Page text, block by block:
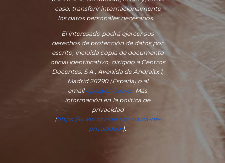
caso, transferir internacionalmente
los datos personales necesarios.
El interesado podrá ejercer sus
derechos de protección de datos por
escrito, incluida copia de documento
oficial identificativo, dirigido a Centros
Docentes, S.A., Avenida de Andraitx 1,
Madrid 28290 (España), o al
emaildpo@orvalle.es. Más
información en la política de
privacidad
(https://www.orvalle.es/politica-de-
privacidad/).